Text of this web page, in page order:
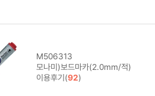
M506313
모나미)보드마카(2.0mm/적)
이용후기(92)